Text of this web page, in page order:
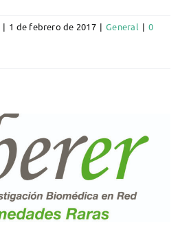
| 1 de febrero de 2017 | General | 0